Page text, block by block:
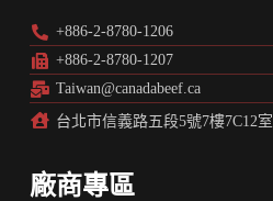
+886-2-8780-1206
+886-2-8780-1207
Taiwan@canadabeef.ca
台北市信義路五段5號7樓7C12室
廠商專區